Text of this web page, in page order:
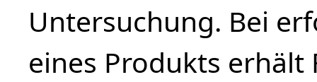
Untersuchung. Bei
eines Produkts erhält